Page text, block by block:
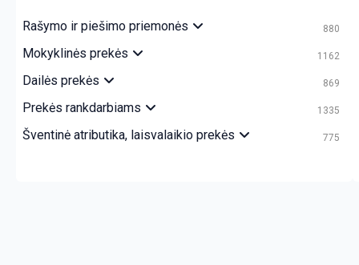
Rašymo ir piešimo priemonės 880
Mokyklinės prekės 1162
Dailės prekės 869
Prekės rankdarbiams 1335
Šventinė atributika, laisvalaikio prekės 775